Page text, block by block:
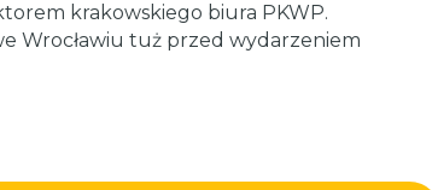
krakowskiego biura PKWP.
Wrocławiu tuż przed wydarzeniem